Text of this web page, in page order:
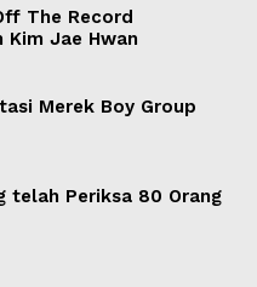
The Record
Kim Jae Hwan
Merek Boy Group
telah Periksa 80 Orang